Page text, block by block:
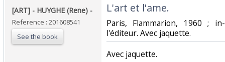
‎[ART] - HUYGHE (Rene) - ‎
Reference : 201608541
See the book
‎L'art et l'ame. ‎
‎Paris, Flammarion, 1960 ;
l'éditeur. Avec jaquette.‎
‎Avec jaquette.‎